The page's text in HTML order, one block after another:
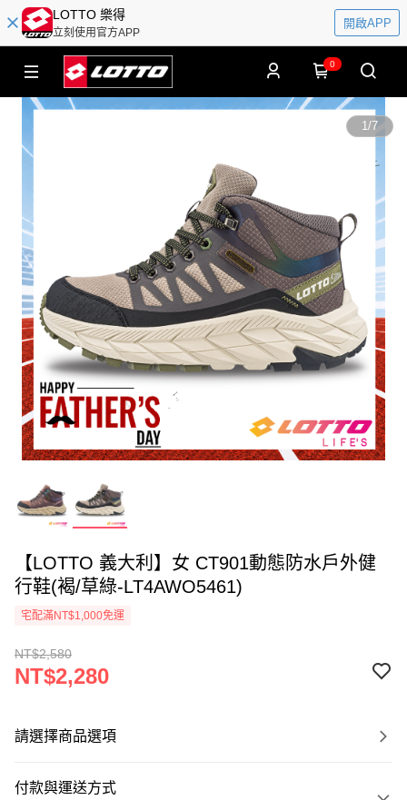
LOTTO 樂得
立刻使用官方APP
開啟APP
0
1/7
【LOTTO 義大利】女 CT901動態防水戶外健
行鞋(褐/草綠-LT4AWO5461)
宅配滿NT$1,000免運
NT$2,580
NT$2,280
請選擇商品選項
付款與運送方式